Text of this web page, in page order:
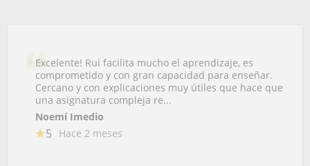
Excelente! Rui facilita mucho el aprendizaje, es
comprometido y con gran capacidad para enseñar.
Cercano y con explicaciones muy útiles que hace que
una asignatura compleja re...
Noemí Imedio
5 Hace 2 meses